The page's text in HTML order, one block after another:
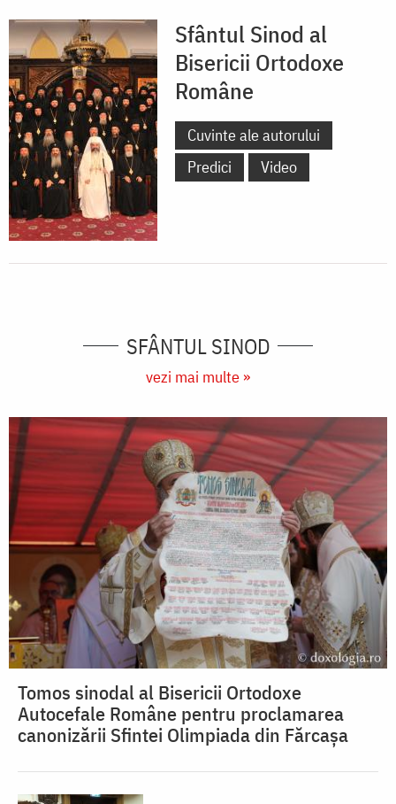
Sfântul Sinod al
Bisericii Ortodoxe
Române
Cuvinte ale autorului
Predici
Video
SFÂNTUL SINOD
vezi mai multe »
Tomos sinodal al Bisericii Ortodoxe
Autocefale Române pentru proclamarea
canonizării Sfintei Olimpiada din Fărcașa